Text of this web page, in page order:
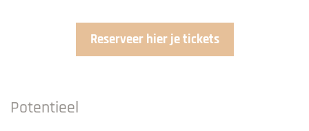
Reserveer hier je tickets
Potentieel